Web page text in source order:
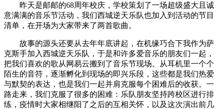
昨天是邮邮的68周年校庆，学校策划了一场超级盛大且诚
意满满的音乐节活动，我们西城逆天乐队也加入到活动的节目
清单，在开场为大家带来了两首歌曲。
故事的源头还要从去年年底讲起，在机缘巧合下我作为萨
克斯手加入西城逆天乐队，于是和许多爱音乐的朋友们一起，
把我们喜欢的歌从网易云搬到了音乐节现场。从耳机里一个个
陌生的音符，逐渐孵化到现场的即兴乐段，这些都是我们热爱
与默契的表达，也是我们一起并肩克服每个困难后的收获。一
路走来，我们克服了很多的困难：乐队朋友坚持跨校区进行排
练，疫情时大家相继阳了之后的互相关怀，以及这次演出前几